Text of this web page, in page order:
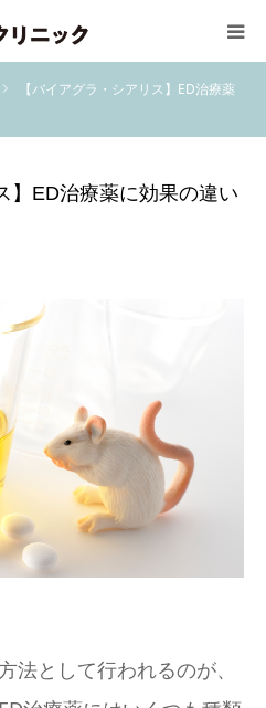
【バイアグラ・シアリス】ED治療薬
】ED治療薬に効果の違い
法として行われるのが、